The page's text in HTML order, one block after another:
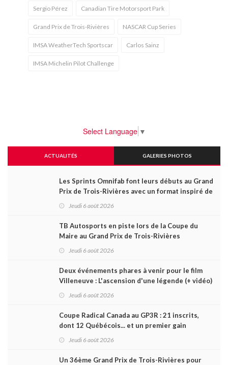
Sergio Pérez Canadian Tire Motorsport Park
Grand Prix de Trois-Rivières NASCAR Cup Series
IMSA WeatherTech Sportscar Carlos Sainz
IMSA Michelin Pilot Challenge
Select Language ▼
ACTUALITÉS GALERIES PHOTOS
Les Sprints Omnifab font leurs débuts au Grand
Prix de Trois-Rivières avec un format inspiré de
Jeudi 6 août 2026
TB Autosports en piste lors de la Coupe du
Maire au Grand Prix de Trois-Rivières
Jeudi 6 août 2026
Deux événements phares à venir pour le film
Villeneuve : L'ascension d'une légende (+ vidéo)
Jeudi 6 août 2026
Coupe Radical Canada au GP3R : 21 inscrits,
dont 12 Québécois... et un premier gain
Jeudi 6 août 2026
Un 36ème Grand Prix de Trois-Rivières pour